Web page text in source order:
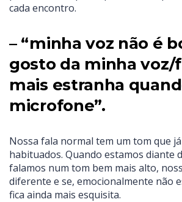
cada encontro.
– “minha voz não é
gosto da minha voz/
mais estranha
microfone”.
Nossa fala normal tem um tom que
habituados. Quando estamos diante
falamos num tom bem mais alto,
diferente e se, emocionalmente não
fica ainda mais esquisita.